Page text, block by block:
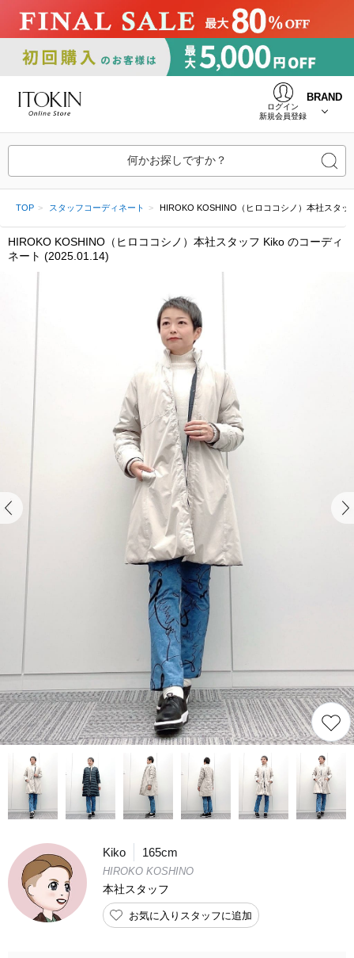
ログイン
新規会員登録
BRAND
何かお探しですか？
TOP スタッフコーディネート HIROKO KOSHINO（ヒロココシノ）本社スタッ
HIROKO KOSHINO（ヒロココシノ）本社スタッフ Kiko のコーディ
ネート (2025.01.14)
Kiko 165cm
HIROKO KOSHINO
本社スタッフ
お気に入りスタッフに追加